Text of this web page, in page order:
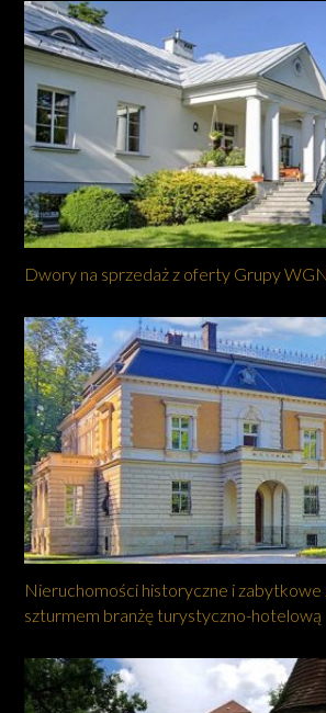
Dwory na sprzedaż z oferty Grupy WGN
Nieruchomości historyczne i zabytkowe
szturmem branżę turystyczno-hotelową